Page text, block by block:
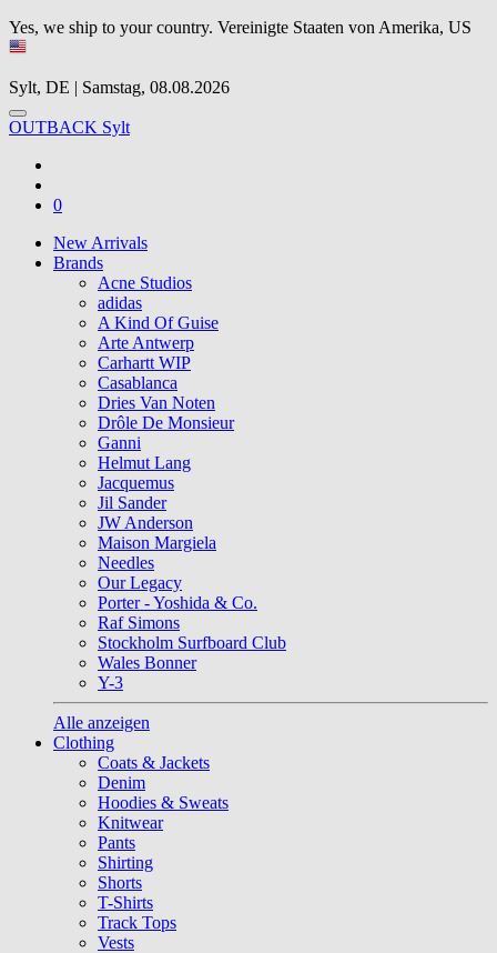
Yes, we ship to your country. Vereinigte Staaten von Amerika, US
Sylt, DE | Samstag, 08.08.2026
OUTBACK Sylt
0
New Arrivals
Brands
Acne Studios
adidas
A Kind Of Guise
Arte Antwerp
Carhartt WIP
Casablanca
Dries Van Noten
Drôle De Monsieur
Ganni
Helmut Lang
Jacquemus
Jil Sander
JW Anderson
Maison Margiela
Needles
Our Legacy
Porter - Yoshida & Co.
Raf Simons
Stockholm Surfboard Club
Wales Bonner
Y-3
Alle anzeigen
Clothing
Coats & Jackets
Denim
Hoodies & Sweats
Knitwear
Pants
Shirting
Shorts
T-Shirts
Track Tops
Vests